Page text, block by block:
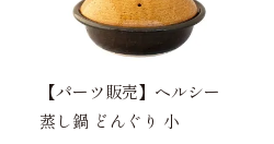
【パーツ販売】ヘルシー
蒸し鍋 どんぐり 小